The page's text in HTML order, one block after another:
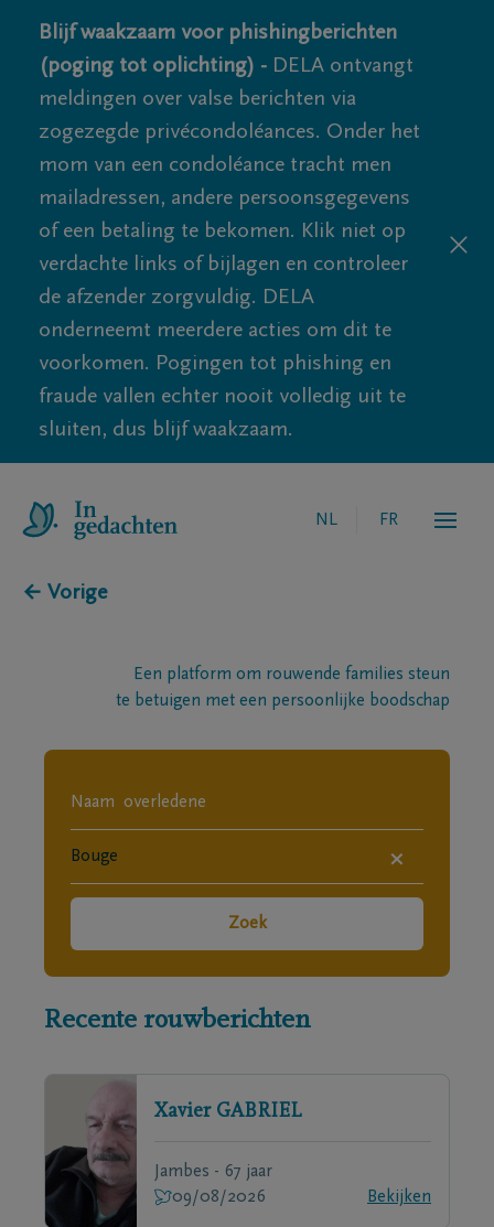
Blijf waakzaam voor phishingberichten
(poging tot oplichting) - DELA ontvangt
meldingen over valse berichten via
zogezegde privécondoléances. Onder het
mom van een condoléance tracht men
mailadressen, andere persoonsgegevens
of een betaling te bekomen. Klik niet op
verdachte links of bijlagen en controleer
de afzender zorgvuldig. DELA
onderneemt meerdere acties om dit te
voorkomen. Pogingen tot phishing en
fraude vallen echter nooit volledig uit te
sluiten, dus blijf waakzaam.
NL FR
← Vorige
Een platform om rouwende families steun
te betuigen met een persoonlijke boodschap
×
Zoek
Recente rouwberichten
Xavier GABRIEL
Jambes - 67 jaar
09/08/2026
Bekijken